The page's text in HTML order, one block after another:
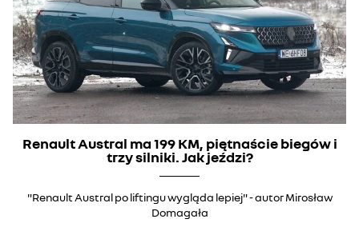
Renault Austral ma 199 KM, piętnaście biegów i
trzy silniki. Jak jeździ?
"Renault Austral po liftingu wygląda lepiej" - autor Mirosław
Domagała